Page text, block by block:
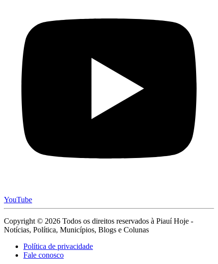
YouTube
Copyright © 2026 Todos os direitos reservados à Piauí Hoje -
Notícias, Política, Municípios, Blogs e Colunas
Política de privacidade
Fale conosco